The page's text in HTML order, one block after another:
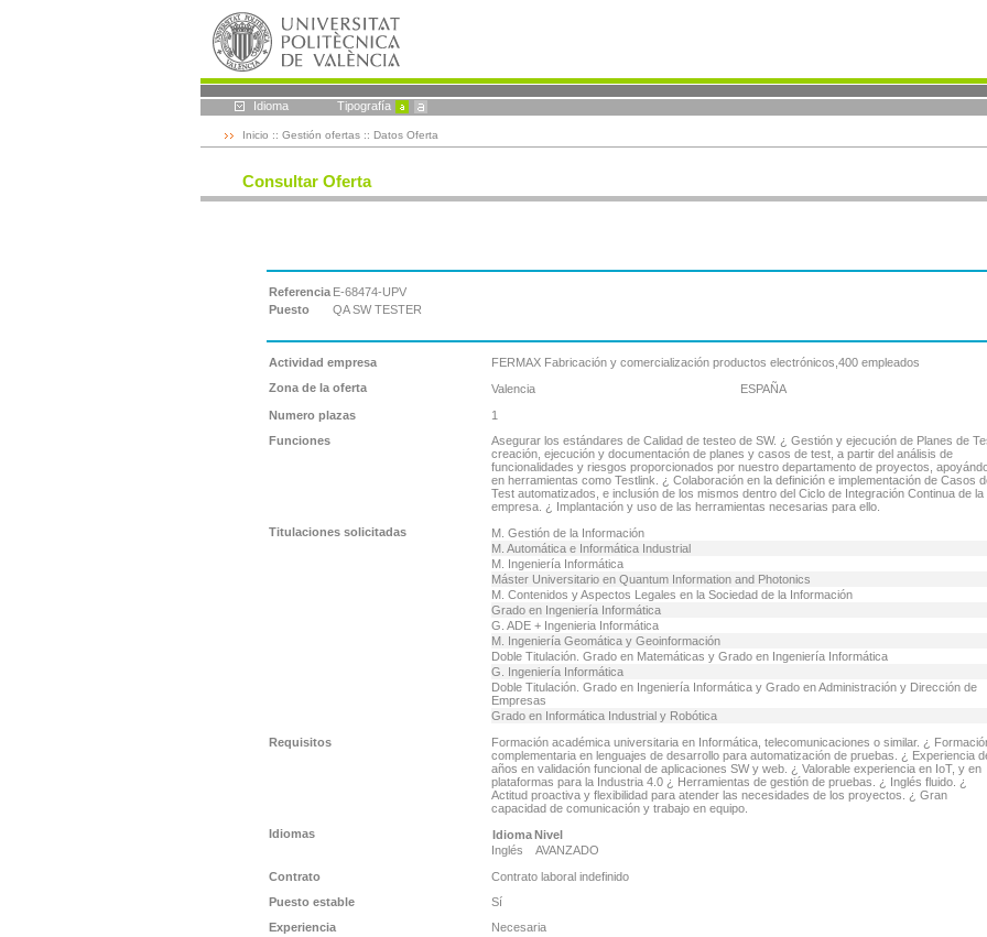
Idioma Tipografía
Inicio :: Gestión ofertas :: Datos Oferta
Consultar Oferta
Referencia E-68474-UPV
Puesto
QA SW TESTER
Actividad empresa
FERMAX Fabricación y comercialización productos electrónicos,400 empleados
Zona de la oferta
Valencia
ESPAÑA
Numero plazas
1
Funciones
Asegurar los estándares de Calidad de testeo de SW. ¿ Gestión y ejecución de Planes de
creación, ejecución y documentación de planes y casos de test, a partir del análisis de
funcionalidades y riesgos proporcionados por nuestro departamento de proyectos,
en herramientas como Testlink. ¿ Colaboración en la definición e implementación de Casos
Test automatizados, e inclusión de los mismos dentro del Ciclo de Integración Continua de la
empresa. ¿ Implantación y uso de las herramientas necesarias para ello.
Titulaciones solicitadas
M. Gestión de la Información
M. Automática e Informática Industrial
M. Ingeniería Informática
Máster Universitario en Quantum Information and Photonics
M. Contenidos y Aspectos Legales en la Sociedad de la Información
Grado en Ingeniería Informática
G. ADE + Ingenieria Informática
M. Ingeniería Geomática y Geoinformación
Doble Titulación. Grado en Matemáticas y Grado en Ingeniería Informática
G. Ingeniería Informática
Doble Titulación. Grado en Ingeniería Informática y Grado en Administración y Dirección de
Empresas
Grado en Informática Industrial y Robótica
Requisitos
Formación académica universitaria en Informática, telecomunicaciones o similar. ¿
complementaria en lenguajes de desarrollo para automatización de pruebas. ¿ Experiencia
años en validación funcional de aplicaciones SW y web. ¿ Valorable experiencia en IoT, y en
plataformas para la Industria 4.0 ¿ Herramientas de gestión de pruebas. ¿ Inglés fluido. ¿
Actitud proactiva y flexibilidad para atender las necesidades de los proyectos. ¿ Gran
capacidad de comunicación y trabajo en equipo.
Idiomas
Idioma Nivel
Inglés
AVANZADO
Contrato
Contrato laboral indefinido
Puesto estable
Sí
Experiencia
Necesaria